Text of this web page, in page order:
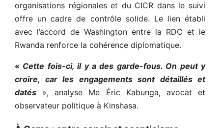
organisations régionales et du CICR dans le suivi
offre un cadre de contrôle solide. Le lien établi
avec l’accord de Washington entre la RDC et le
Rwanda renforce la cohérence diplomatique.
« Cette fois-ci, il y a des garde-fous. On peut y
croire, car les engagements sont détaillés et
datés », analyse Me Éric Kabunga, avocat et
observateur politique à Kinshasa.